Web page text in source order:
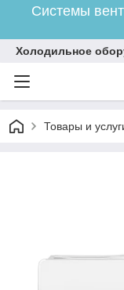
Системы
Холодильное
Товары и